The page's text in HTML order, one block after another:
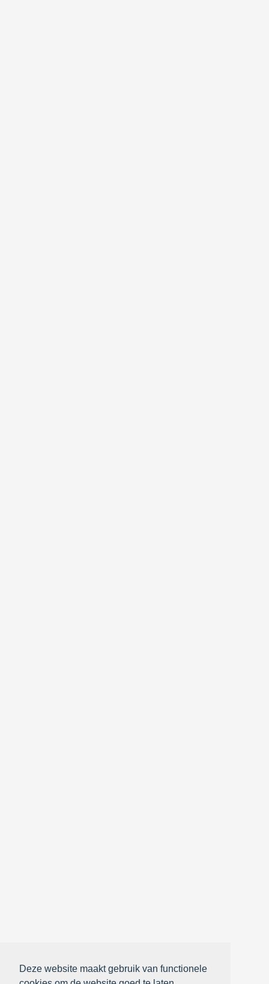
Deze website maakt gebruik van functionele